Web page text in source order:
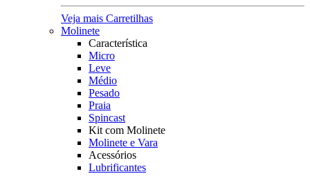
Veja mais Carretilhas
Molinete
Característica
Micro
Leve
Médio
Pesado
Praia
Spincast
Kit com Molinete
Molinete e Vara
Acessórios
Lubrificantes